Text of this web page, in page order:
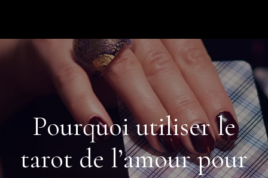
Pourquoi utiliser le
tarot de l’amour pour